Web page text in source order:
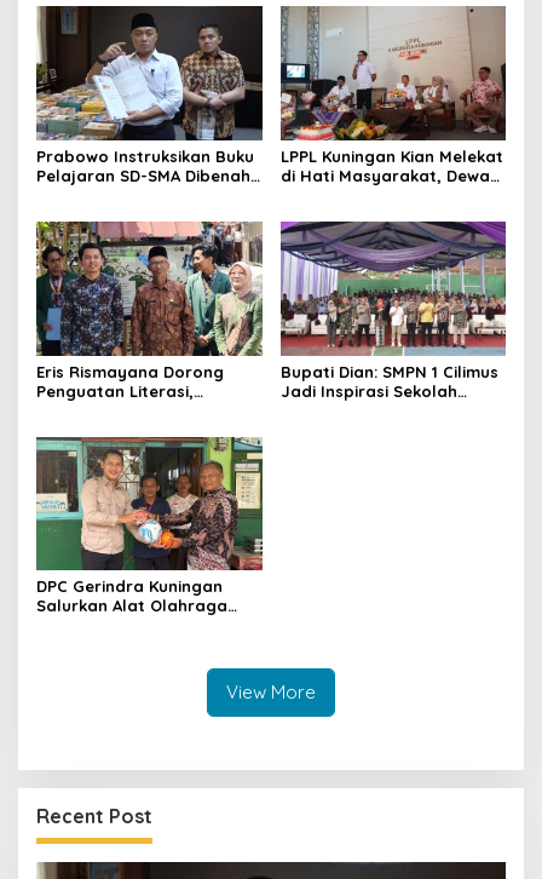
Prabowo Instruksikan Buku
Pelajaran SD-SMA Dibenahi,
LPPL Kuningan Kian Melekat
di Hati Masyarakat, Dewas
Eris Rismayana Dorong
Penguatan Literasi,
Sagaranten
Bupati Dian: SMPN 1 Cilimus
Jadi Inspirasi Sekolah
DPC Gerindra Kuningan
Salurkan Alat Olahraga
Pembinaan Generasi Muda
View More
Recent Post